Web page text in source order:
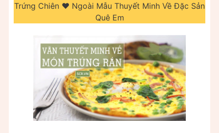
Trứng Chiên ❤️️ Ngoài Mẫu Thuyết Minh Về Đặc Sản
Quê Em